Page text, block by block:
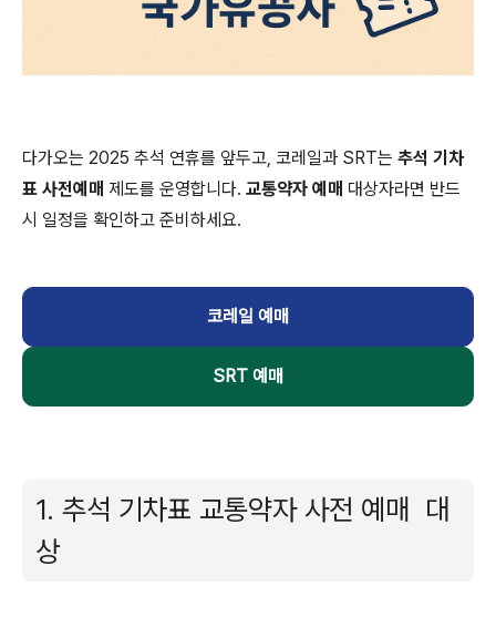
다가오는 2025 추석 연휴를 앞두고, 코레일과 SRT는 추석 기차
표 사전예매 제도를 운영합니다. 교통약자 예매 대상자라면 반드
시 일정을 확인하고 준비하세요.
코레일 예매
SRT 예매
1. 추석 기차표 교통약자 사전 예매 대
상